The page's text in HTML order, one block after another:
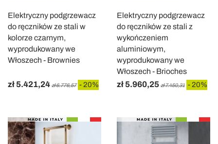
Elektryczny podgrzewacz
do ręczników ze stali w
kolorze czarnym,
wyprodukowany we
Włoszech - Brownies
zł 5.421,24 zł 6.776,57 - 20%
Elektryczny podgrzewacz
do ręczników ze stali z
wykończeniem
aluminiowym,
wyprodukowany we
Włoszech - Brioches
zł 5.960,25 zł 7.450,31 - 20%